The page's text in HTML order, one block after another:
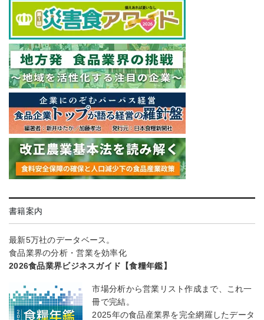
書籍案内
最新5万社のデータベース。
食品業界の分析・営業を効率化
2026食品業界ビジネスガイド【食糧年鑑】
市場分析から営業リスト作成まで、これ一
冊で完結。
2025年の食品産業界を完全網羅したデータ